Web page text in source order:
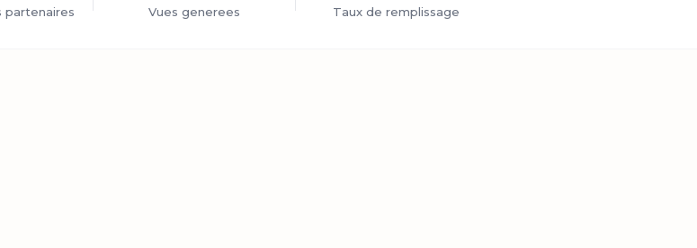
partenaires Vues generees Taux de remplissage